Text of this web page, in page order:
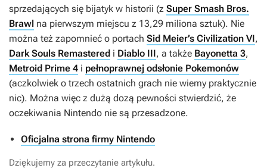
sprzedających się bijatyk w historii (z Super Smash Bros.
Brawl na pierwszym miejscu z 13,29 miliona sztuk). Nie
można też zapomnieć o portach Sid Meier’s Civilization VI,
Dark Souls Remastered i Diablo III, a także Bayonetta 3,
Metroid Prime 4 i pełnoprawnej odsłonie Pokemonów
(aczkolwiek o trzech ostatnich grach nie wiemy praktycznie
nic). Można więc z dużą dozą pewności stwierdzić, że
oczekiwania Nintendo nie są przesadzone.
Oficjalna strona firmy Nintendo
Dziękujemy za przeczytanie artykułu.